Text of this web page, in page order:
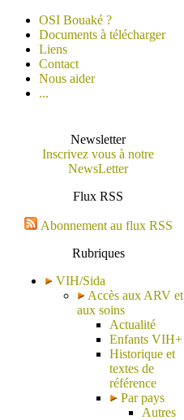
OSI Bouaké ?
Documents à télécharger
Liens
Contact
Nous aider
...
Newsletter
Inscrivez vous à notre
NewsLetter
Flux RSS
Abonnement au flux RSS
Rubriques
VIH/Sida
Accès aux ARV et
aux soins
Actualité
Enfants VIH+
Historique et
textes de
référence
Par pays
Autres